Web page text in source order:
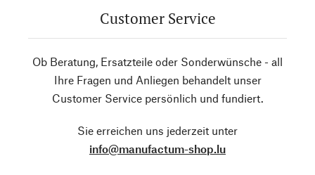
Customer Service
Ob Beratung, Ersatzteile oder Sonderwünsche - all
Ihre Fragen und Anliegen behandelt unser
Customer Service persönlich und fundiert.
Sie erreichen uns jederzeit unter
info@manufactum-shop.lu